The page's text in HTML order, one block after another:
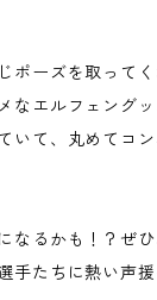
ポーズを取ってく
なエルフェングッ
いて、丸めてコ
なるかも！？ぜひ
手たちに熱い声援